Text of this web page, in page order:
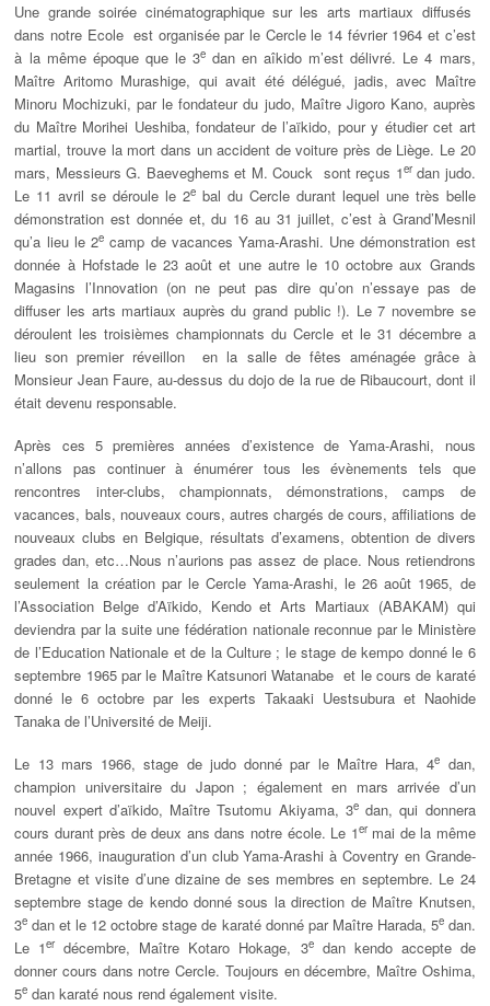
Une grande soirée cinématographique sur les arts martiaux diffusés
dans notre Ecole est organisée par le Cercle le 14 février 1964 et c’est
à la même époque que le 3edan en aîkido m’est délivré. Le 4 mars,
Maître Aritomo Murashige, qui avait été délégué, jadis, avec Maître
Minoru Mochizuki, par le fondateur du judo, Maître Jigoro Kano, auprès
du Maître Morihei Ueshiba, fondateur de l’aïkido, pour y étudier cet art
martial, trouve la mort dans un accident de voiture près de Liège. Le 20
mars, Messieurs G. Baeveghems et M. Couck sont reçus 1erdan judo.
Le 11 avril se déroule le 2e bal du Cercle durant lequel une très belle
démonstration est donnée et, du 16 au 31 juillet, c’est à Grand’Mesnil
qu’a lieu le 2e camp de vacances Yama-Arashi. Une démonstration est
donnée à Hofstade le 23 août et une autre le 10 octobre aux Grands
Magasins l’Innovation (on ne peut pas dire qu’on n’essaye pas de
diffuser les arts martiaux auprès du grand public !). Le 7 novembre se
déroulent les troisièmes championnats du Cercle et le 31 décembre a
lieu son premier réveillon en la salle de fêtes aménagée grâce à
Monsieur Jean Faure, au-dessus du dojo de la rue de Ribaucourt, dont il
était devenu responsable.
Après ces 5 premières années d’existence de Yama-Arashi, nous
n’allons pas continuer à énumérer tous les évènements tels que
rencontres inter-clubs, championnats, démonstrations, camps de
vacances, bals, nouveaux cours, autres chargés de cours, affiliations de
nouveaux clubs en Belgique, résultats d’examens, obtention de divers
grades dan, etc…Nous n’aurions pas assez de place. Nous retiendrons
seulement la création par le Cercle Yama-Arashi, le 26 août 1965, de
l’Association Belge d’Aïkido, Kendo et Arts Martiaux (ABAKAM) qui
deviendra par la suite une fédération nationale reconnue par le Ministère
de l’Education Nationale et de la Culture ; le stage de kempo donné le 6
septembre 1965 par le Maître Katsunori Watanabe et le cours de karaté
donné le 6 octobre par les experts Takaaki Uestsubura et Naohide
Tanaka de l’Université de Meiji.
Le 13 mars 1966, stage de judo donné par le Maître Hara, 4e dan,
champion universitaire du Japon ; également en mars arrivée d’un
nouvel expert d’aïkido, Maître Tsutomu Akiyama, 3edan, qui donnera
cours durant près de deux ans dans notre école. Le 1ermai de la même
année 1966, inauguration d’un club Yama-Arashi à Coventry en Grande-
Bretagne et visite d’une dizaine de ses membres en septembre. Le 24
septembre stage de kendo donné sous la direction de Maître Knutsen,
3e dan et le 12 octobre stage de karaté donné par Maître Harada, 5edan.
Le 1er décembre, Maître Kotaro Hokage, 3edan kendo accepte de
donner cours dans notre Cercle. Toujours en décembre, Maître Oshima,
5e dan karaté nous rend également visite.